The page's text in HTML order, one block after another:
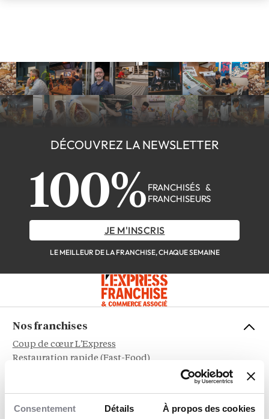
Consentement Détails À propos des cookies
DÉCOUVREZ LA NEWSLETTER
100% FRANCHISÉS &
FRANCHISEURS
JE M'INSCRIS
LE MEILLEUR DE LA FRANCHISE, CHAQUE SEMAINE
Nos franchises
Coup de cœur L'Express
Restauration rapide (Fast-Food)
Alimentation